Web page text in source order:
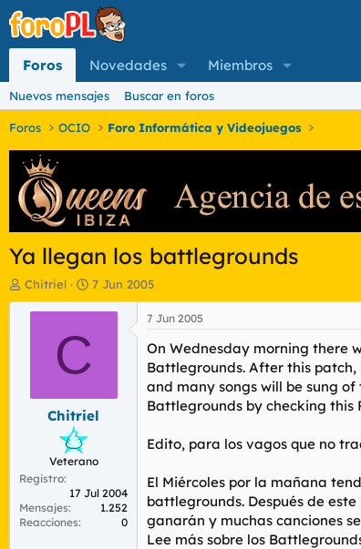
Foros Novedades Miembros
Nuevos mensajes Buscar en foros
Foros OCIO Foro Informática y Videojuegos
Ya llegan los battlegrounds
I
n
o
t
m
a
Chitriel
F
e
c
i
n
i
7 Jun 2005
C
Chitriel
Veterano
Registro
17 Jul 2004
Mensajes
1.252
Reacciones
0
7 Jun 2005
On Wednesday morning there
Battlegrounds. After this
and many songs will be sung
Battlegrounds by checking this
Edito, para los vagos que no
El Miércoles por la mañana
battlegrounds. Después de
ganarán y muchas canciones
Lee más sobre los